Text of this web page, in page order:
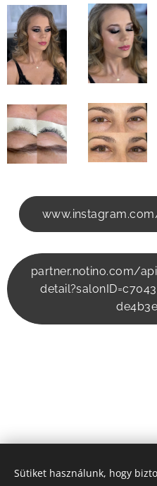
partner.notino.com/
Sütiket használunk, hogy